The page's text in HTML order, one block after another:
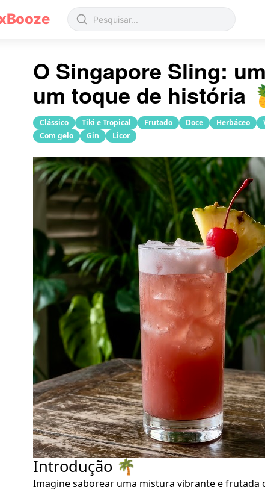
de Cingapura)
O Singapore Sling:
um toque de história
Clássico Tiki e Tropical Frutado Doce Herbáceo
Com gelo
Gin Licor
Introdução 🌴
Imagine saborear uma mistura vibrante e frutada